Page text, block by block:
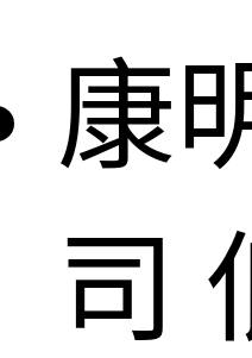
康
司